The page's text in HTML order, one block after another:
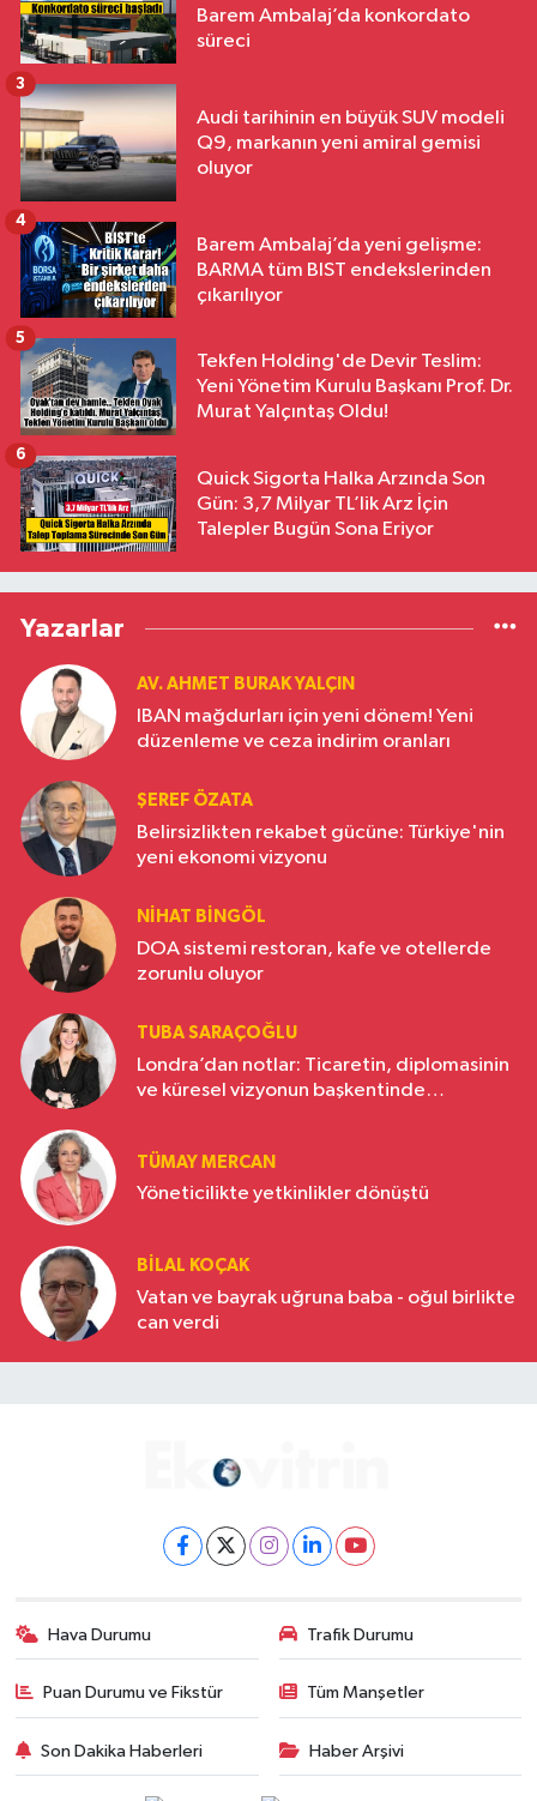
Barem Ambalaj’da konkordato
süreci
Audi tarihinin en büyük SUV modeli
Q9, markanın yeni amiral gemisi
oluyor
3
Barem Ambalaj’da yeni gelişme:
BARMA tüm BIST endekslerinden
çıkarılıyor
4
Tekfen Holding'de Devir Teslim:
Yeni Yönetim Kurulu Başkanı Prof. Dr.
Murat Yalçıntaş Oldu!
5
Quick Sigorta Halka Arzında Son
Gün: 3,7 Milyar TL’lik Arz İçin
Talepler Bugün Sona Eriyor
6
Yazarlar
AV. AHMET BURAK YALÇIN
IBAN mağdurları için yeni dönem! Yeni
düzenleme ve ceza indirim oranları
ŞEREF ÖZATA
Belirsizlikten rekabet gücüne: Türkiye'nin
yeni ekonomi vizyonu
NIHAT BINGÖL
DOA sistemi restoran, kafe ve otellerde
zorunlu oluyor
TUBA SARAÇOĞLU
Londra’dan notlar: Ticaretin, diplomasinin
ve küresel vizyonun başkentinde
TÜMAY MERCAN
Yöneticilikte yetkinlikler dönüştü
BILAL KOÇAK
Vatan ve bayrak uğruna baba - oğul birlikte
can verdi
Hava Durumu Trafik Durumu
Puan Durumu ve Fikstür Tüm Manşetler
Son Dakika Haberleri Haber Arşivi